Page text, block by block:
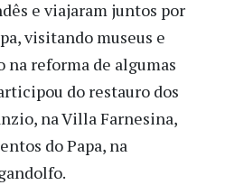
e viajaram juntos por
visitando museus e
na reforma de algumas
do restauro dos
na Villa Farnesina,
do Papa, na